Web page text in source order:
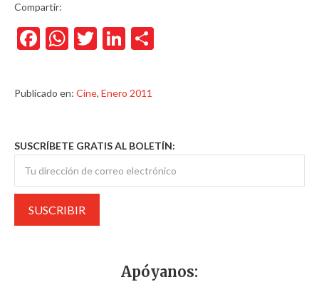
Compartir:
Facebook
WhatsApp
TwitterLinkedIn
Publicado en: Cine, Enero 2011
SUSCRÍBETE GRATIS AL BOLETÍN:
Apóyanos: